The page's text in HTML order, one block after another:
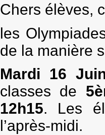
Chers élèves,
les
de la manière
Mardi 16
classes de
12h15. Les
l’après-midi.